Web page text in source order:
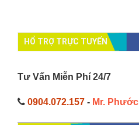
HỔ TRỢ TRỰC TUYẾN
Tư Vấn Miễn Phí 24/7
0904.072.157 - Mr. Phước